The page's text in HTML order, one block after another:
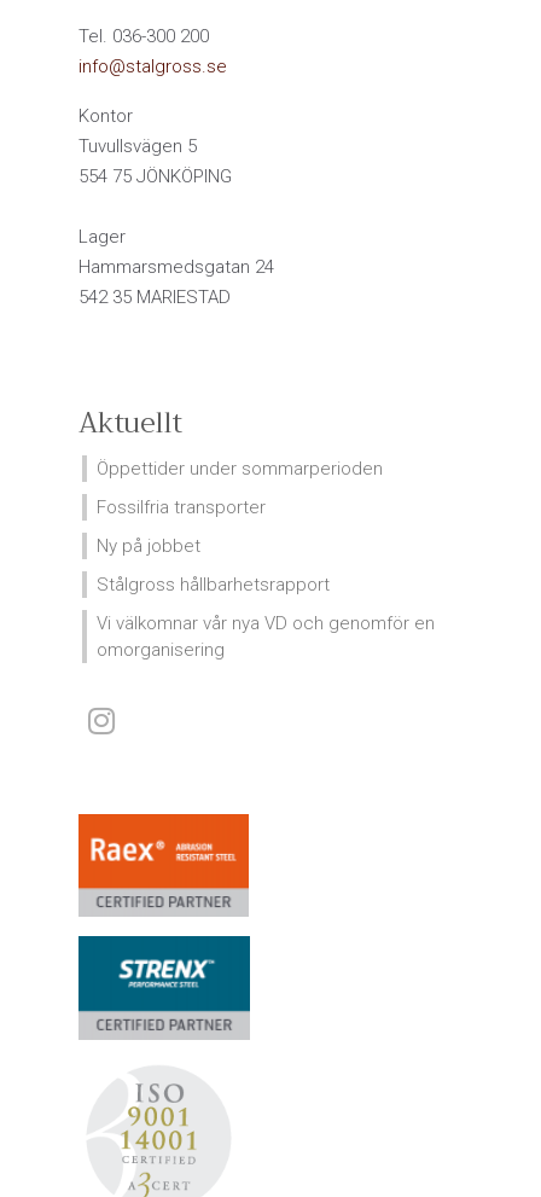
Tel. 036-300 200
info@stalgross.se
Kontor
Tuvullsvägen 5
554 75 JÖNKÖPING
Lager
Hammarsmedsgatan 24
542 35 MARIESTAD
Aktuellt
Öppettider under sommarperioden
Fossilfria transporter
Ny på jobbet
Stålgross hållbarhetsrapport
Vi välkomnar vår nya VD och genomför en
omorganisering